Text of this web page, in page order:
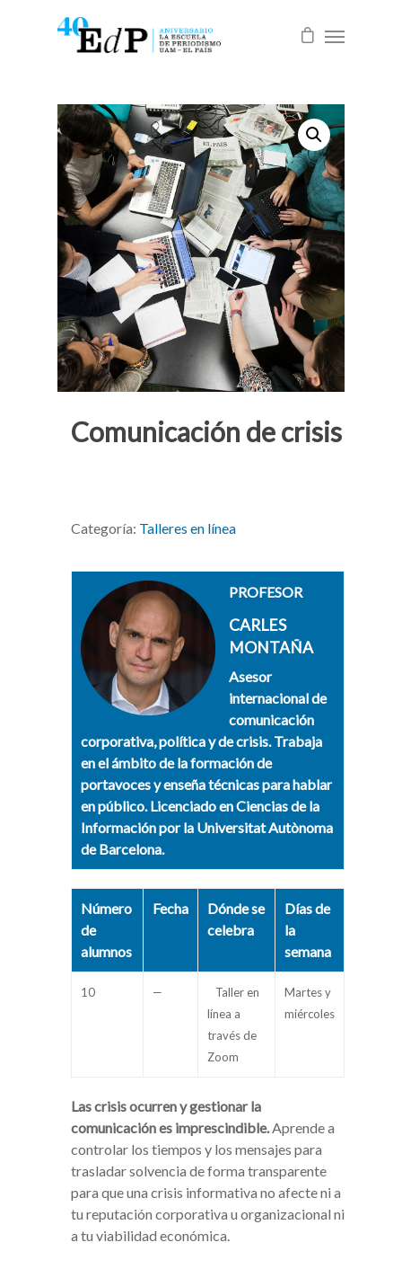
Comunicación de crisis
Categoría: Talleres en línea
PROFESOR
CARLES
MONTAÑA
Asesor
internacional de
comunicación
corporativa, política y de crisis. Trabaja
en el ámbito de la formación de
portavoces y enseña técnicas para hablar
en público. Licenciado en Ciencias de la
Información por la Universitat Autònoma
de Barcelona.
Número
de
alumnos
Fecha
Dónde se
celebra
Días de
la
semana
10 —
Taller en
línea a
través de
Zoom
Martes y
miércoles
Las crisis ocurren y gestionar la
comunicación es imprescindible.Aprende a
controlar los tiempos y los mensajes para
trasladar solvencia de forma transparente
para que una crisis informativa no afecte ni a
tu reputación corporativa u organizacional ni
a tu viabilidad económica.